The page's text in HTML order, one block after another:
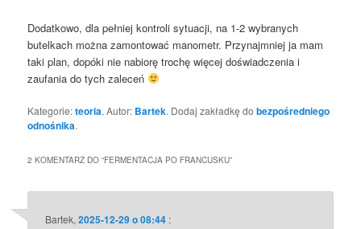
Dodatkowo, dla pełniej kontroli sytuacji, na 1-2 wybranych
butelkach można zamontować manometr. Przynajmniej ja mam
taki plan, dopóki nie nabiorę trochę więcej doświadczenia i
zaufania do tych zaleceń
Kategorie:teoria. Autor: Bartek. Dodaj zakładkę dobezpośredniego
odnośnika.
2 KOMENTARZ DO “FERMENTACJA PO FRANCUSKU”
Bartek,2025-12-29 o 08:44 :